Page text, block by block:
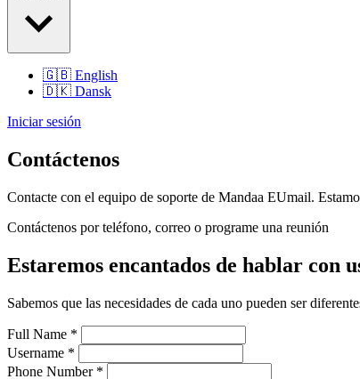
🇬🇧 English
🇩🇰 Dansk
Iniciar sesión
Contáctenos
Contacte con el equipo de soporte de Mandaa EUmail.
Contáctenos por teléfono, correo o programe una reunión
Estaremos encantados de hablar con
Sabemos que las necesidades de cada uno pueden ser
Full Name *
Username *
Phone Number *